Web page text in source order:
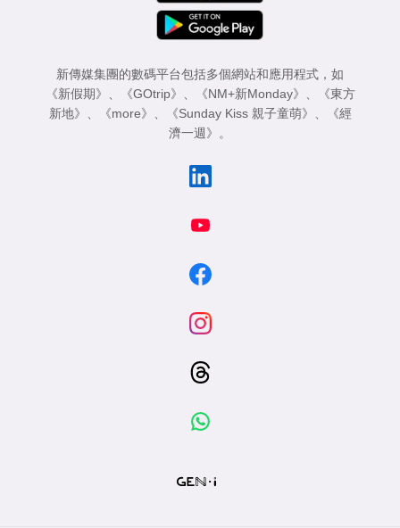
新傳媒集團的數碼平台包括多個網站和應用程式，如
《新假期》
《GOtrip》 《NM+新Monday》
《東方
新地》
《more》 《Sunday Kiss 親子童萌》
《經
濟一週》
。